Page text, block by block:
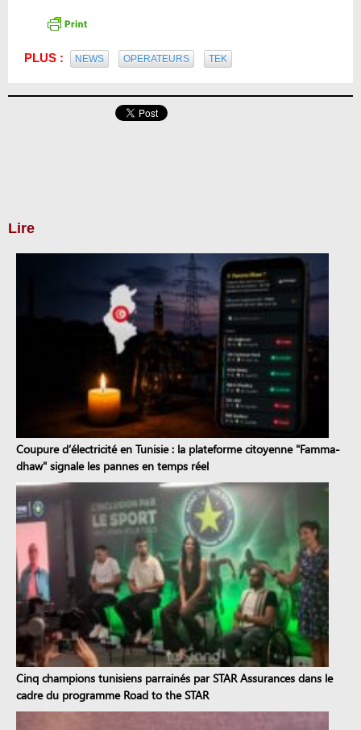
PLUS : NEWS OPERATEURS TEK
Lire
Coupure d’électricité en Tunisie : la plateforme citoyenne "Famma-
dhaw" signale les pannes en temps réel
Cinq champions tunisiens parrainés par STAR Assurances dans le
cadre du programme Road to the STAR